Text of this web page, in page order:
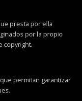
presta por ella
por la propio
copyright.
permitan garantizar